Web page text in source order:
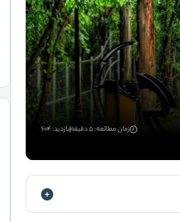
زمان مطالعه: 5 دقیقه بازدید: 604